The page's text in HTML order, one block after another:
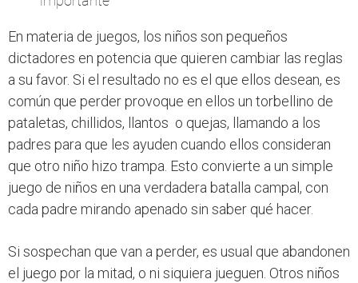
En materia de juegos, los niños son pequeños
dictadores en potencia que quieren cambiar las reglas
a su favor. Si el resultado no es el que ellos desean, es
común que perder provoque en ellos un torbellino de
pataletas, chillidos, llantos o quejas, llamando a los
padres para que les ayuden cuando ellos consideran
que otro niño hizo trampa. Esto convierte a un simple
juego de niños en una verdadera batalla campal, con
cada padre mirando apenado sin saber qué hacer.
Si sospechan que van a perder, es usual que abandonen
el juego por la mitad, o ni siquiera jueguen. Otros niños